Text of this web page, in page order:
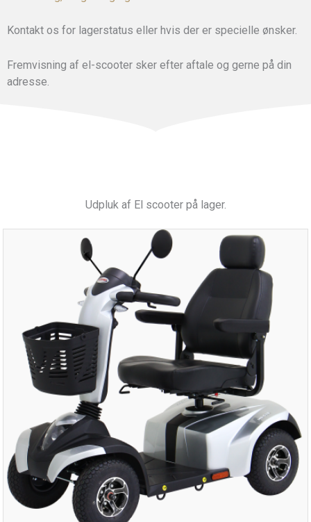
Kontakt os for lagerstatus eller hvis der er specielle ønsker.
Fremvisning af el-scooter sker efter aftale og gerne på din
adresse.
Udpluk af El scooter på lager.